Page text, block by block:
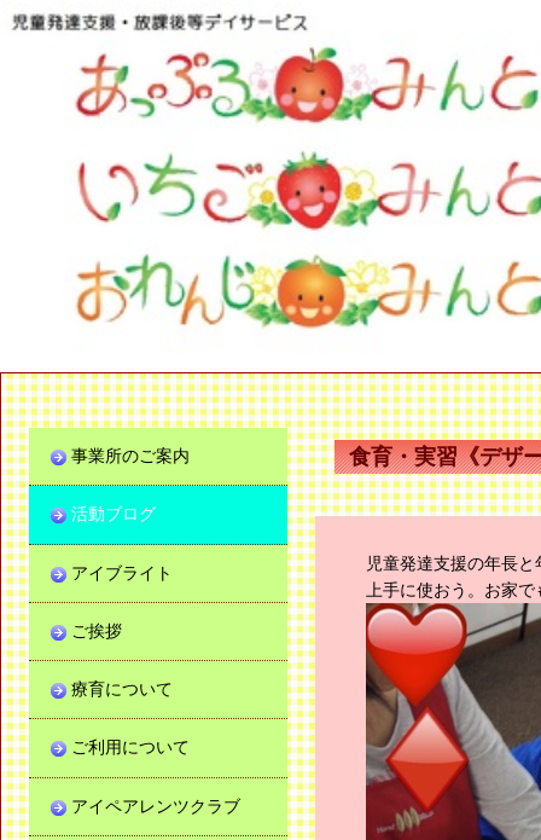
食育・実習《デザ
児童発達支援の年長
上手に使おう。お家
事業所のご案内
活動ブログ
アイブライト
ご挨拶
療育について
ご利用について
アイペアレンツクラブ